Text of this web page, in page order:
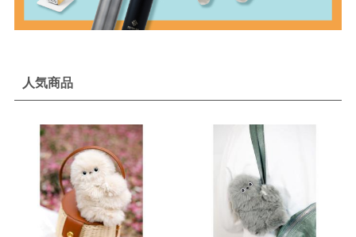
人気商品